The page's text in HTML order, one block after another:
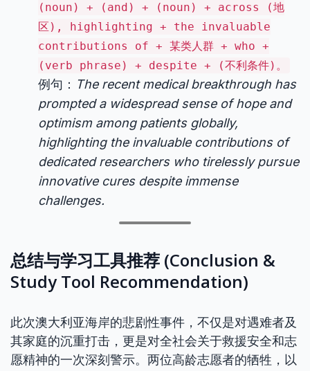
(noun) + (and) + (noun) + across (地
区), highlighting + the invaluable
contributions of + 某类人群 + who +
(verb phrase) + despite + (不利条件)。
例句： The recent medical breakthrough has
prompted a widespread sense of hope and
optimism among patients globally,
highlighting the invaluable contributions of
dedicated researchers who tirelessly pursue
innovative cures despite immense
challenges.
总结与学习工具推荐 (Conclusion &
Study Tool Recommendation)
此次澳大利亚海岸的悲剧性事件，不仅是对遇难者及
其家庭的沉重打击，更是对全社会关于救援安全和志
愿精神的一次深刻警示。两位高龄志愿者的牺牲，以